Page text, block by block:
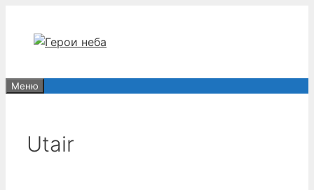
содержимому
Меню
Utair